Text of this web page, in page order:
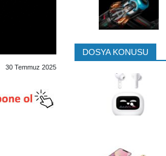
30 Temmuz 2025
DOSYA KONUSU